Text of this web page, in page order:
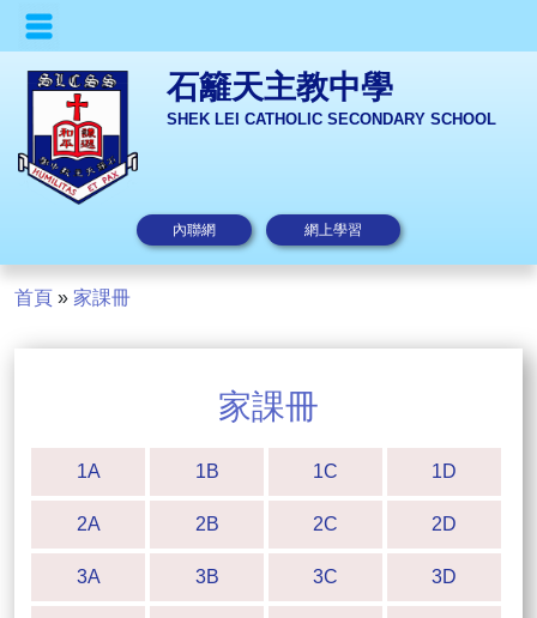
石籬天主教中學
SHEK LEI CATHOLIC SECONDARY SCHOOL
內聯網 網上學習
首頁 » 家課冊
家課冊
1A 1B 1C 1D
2A 2B 2C 2D
3A 3B 3C 3D